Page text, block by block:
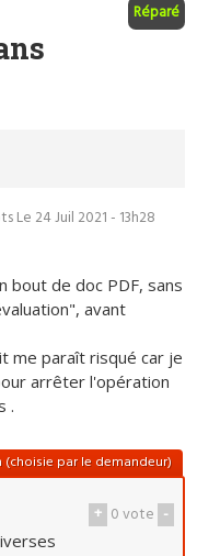
Réparé
Le 24 Juil 2021 - 13h28
bout de doc PDF, sans
avant
me paraît risqué car je
arrêter l'opération
.
par le demandeur)
+ 0vote -